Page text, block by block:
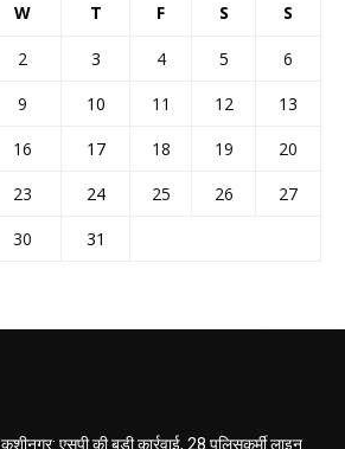
W T F S S
2 3 4 5
6
9 10 11 12
13
16 17 18 19
20
23 24 25 26
27
30
31
कुशीनगर: एसपी की बड़ी कार्रवाई, 28 पुलिसकर्मी लाइन